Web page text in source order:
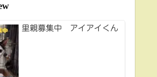
里親募集中 アイアイくん